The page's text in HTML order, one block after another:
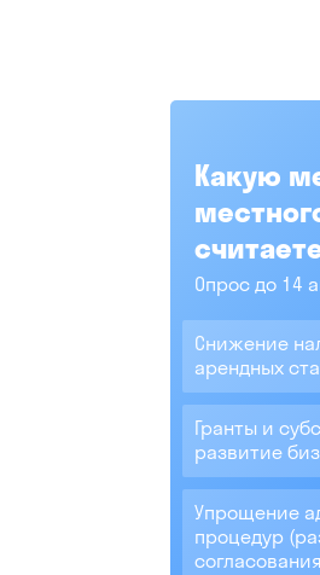
Какую
Опрос до 14
Снижение
арендных
Гранты и
развитие
Упрощение
процедур